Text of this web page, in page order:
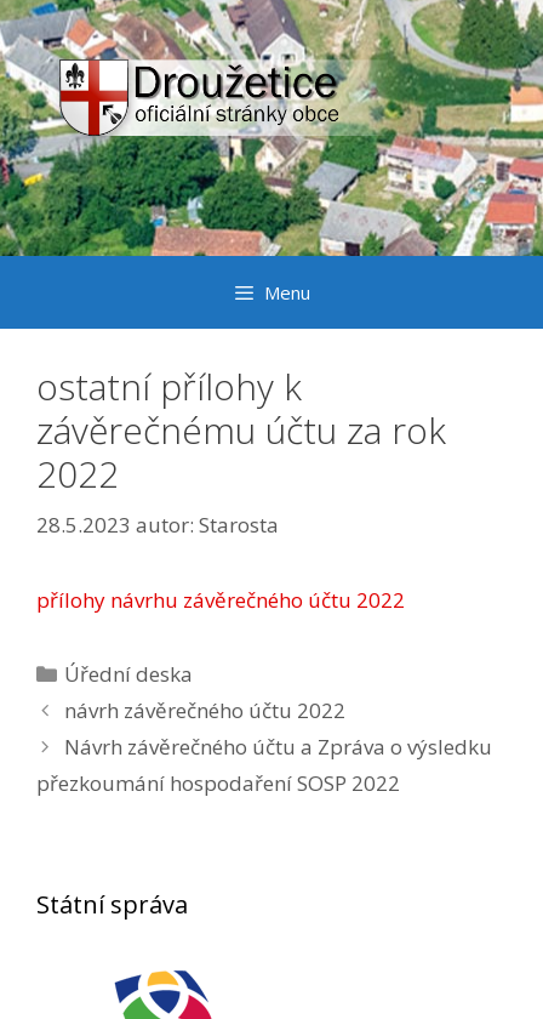
Přeskočit
na
obsah
Menu
ostatní přílohy k
závěrečnému účtu za rok
2022
28.5.2023 autor: Starosta
přílohy návrhu závěrečného účtu 2022
Rubriky
Úřední deska
Navigace
příspěvků
návrh závěrečného účtu 2022
Návrh závěrečného účtu a Zpráva o výsledku
přezkoumání hospodaření SOSP 2022
Státní správa